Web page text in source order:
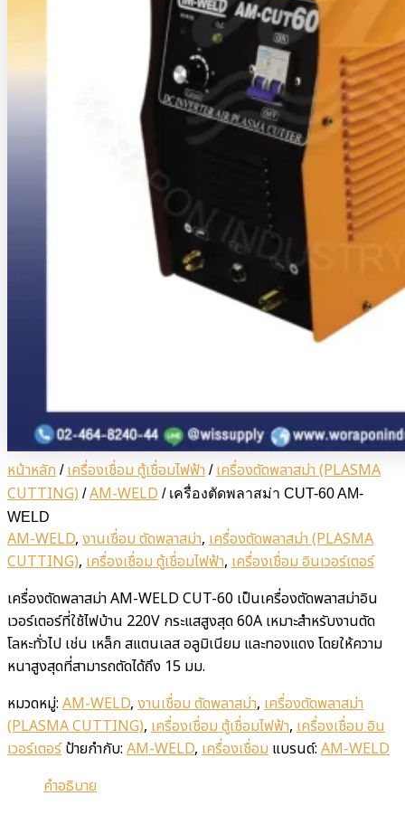
หน้าหลัก / เครื่องเชื่อม ตู้เชื่อมไฟฟ้า / เครื่องตัดพลาสม่า (PLASMA
CUTTING) /AM-WELD / เครื่องตัดพลาสม่า CUT-60 AM-
WELD
AM-WELD, งานเชื่อม ตัดพลาสม่า, เครื่องตัดพลาสม่า (PLASMA
CUTTING), เครื่องเชื่อม ตู้เชื่อมไฟฟ้า, เครื่องเชื่อม อินเวอร์เตอร์
เครื่องตัดพลาสม่า AM-WELD CUT-60 เป็นเครื่องตัดพลาสม่าอิน
เวอร์เตอร์ที่ใช้ไฟบ้าน 220V กระแสสูงสุด 60A เหมาะสำหรับงานตัด
โลหะทั่วไป เช่น เหล็ก สแตนเลส อลูมิเนียม และทองแดง โดยให้ความ
หนาสูงสุดที่สามารถตัดได้ถึง 15 มม.
หมวดหมู่: AM-WELD, งานเชื่อม ตัดพลาสม่า, เครื่องตัดพลาสม่า
(PLASMA CUTTING), เครื่องเชื่อม ตู้เชื่อมไฟฟ้า, เครื่องเชื่อม อิน
เวอร์เตอร์ ป้ายกำกับ: AM-WELD, เครื่องเชื่อม แบรนด์: AM-WELD
คำอธิบาย